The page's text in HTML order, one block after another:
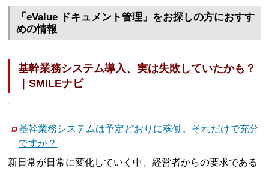
「eValue ドキュメント管理」をお探しの方におすす
めの情報
基幹業務システム導入、実は失敗していたかも？
｜SMILEナビ
基幹業務システムは予定どおりに稼働。それだけで充分
ですか？
新日常が日常に変化していく中、経営者からの要求である